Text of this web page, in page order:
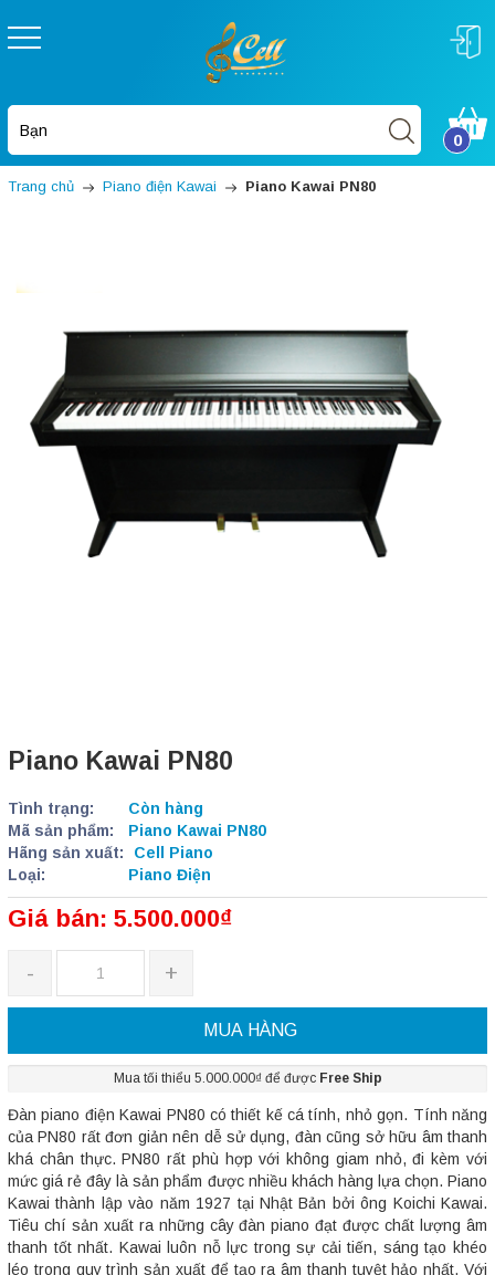
0
Trang chủ Piano điện Kawai Piano Kawai PN80
Piano Kawai PN80
Tình trạng:
Còn hàng
Mã sản phẩm:
Piano Kawai PN80
Hãng sản xuất:
Cell Piano
Loại:
Piano Điện
Giá bán: 5.500.000₫
- +
MUA HÀNG
Mua tối thiểu 5.000.000₫ để được Free Ship
Đàn piano điện Kawai PN80 có thiết kế cá tính, nhỏ gọn. Tính năng
của PN80 rất đơn giản nên dễ sử dụng, đàn cũng sở hữu âm thanh
khá chân thực. PN80 rất phù hợp với không giam nhỏ, đi kèm với
mức giá rẻ đây là sản phẩm được nhiều khách hàng lựa chọn. Piano
Kawai thành lập vào năm 1927 tại Nhật Bản bởi ông Koichi Kawai.
Tiêu chí sản xuất ra những cây đàn piano đạt được chất lượng âm
thanh tốt nhất. Kawai luôn nỗ lực trong sự cải tiến, sáng tạo khéo
léo trong quy trình sản xuất để tạo ra âm thanh tuyệt hảo nhất. Với